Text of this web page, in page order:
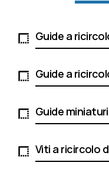
Guide a
Guide a
Guide
Viti a ricircolo